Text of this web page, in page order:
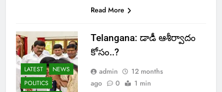
Read More
LATEST
NEWS
POLITICS
Telangana: డాడీ ఆశీర్వాదం
కోసం..?
admin
12 months
ago
0 1 min